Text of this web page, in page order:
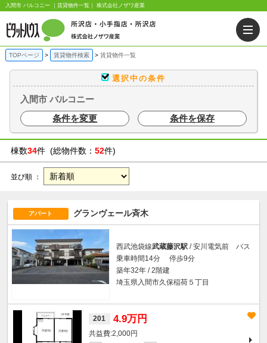
入間市 バルコニー ｜賃貸物件一覧｜ 株式会社ノザワ産業
TOPページ 賃貸物件検索 賃貸物件一覧
選択中の条件
入間市 バルコニー
条件を変更
条件を保存
棟数34件 (総物件数： 52件)
並び順 ：
アパート グランヴェール斉木
西武池袋線武蔵藤沢駅 / 安川電気前 バス
乗車時間14分 停歩9分
築年32年 / 2階建
埼玉県入間市久保稲荷５丁目
201 4.9万円
2,000円